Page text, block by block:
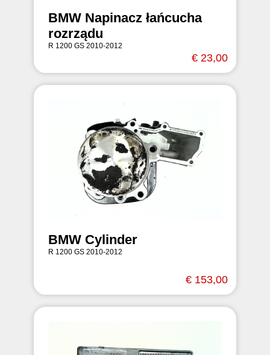
BMW Napinacz łańcucha
rozrządu
R 1200 GS 2010-2012
€ 23,00
BMW Cylinder
R 1200 GS 2010-2012
€ 153,00